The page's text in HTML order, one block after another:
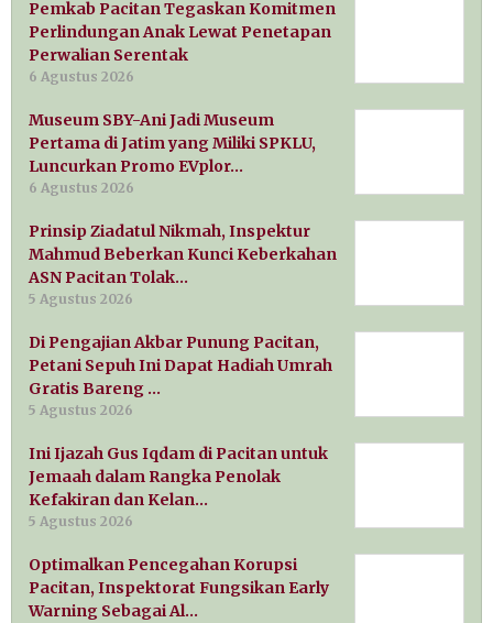
Pemkab Pacitan Tegaskan Komitmen
Perlindungan Anak Lewat Penetapan
Perwalian Serentak
6 Agustus 2026
Museum SBY-Ani Jadi Museum
Pertama di Jatim yang Miliki SPKLU,
Luncurkan Promo EVplor…
6 Agustus 2026
Prinsip Ziadatul Nikmah, Inspektur
Mahmud Beberkan Kunci Keberkahan
ASN Pacitan Tolak…
5 Agustus 2026
Di Pengajian Akbar Punung Pacitan,
Petani Sepuh Ini Dapat Hadiah Umrah
Gratis Bareng …
5 Agustus 2026
Ini Ijazah Gus Iqdam di Pacitan untuk
Jemaah dalam Rangka Penolak
Kefakiran dan Kelan…
5 Agustus 2026
Optimalkan Pencegahan Korupsi
Pacitan, Inspektorat Fungsikan Early
Warning Sebagai Al…